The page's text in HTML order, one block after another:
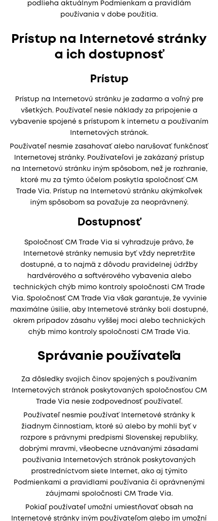
podlieha aktuálnym Podmienkam a pravidlám
používania v dobe použitia.
Prístup na Internetové stránky
a ich dostupnosť
Prístup
Prístup na Internetovú stránku je zadarmo a voľný pre
všetkých. Používateľ nesie náklady za pripojenie a
vybavenie spojené s prístupom k internetu a používaním
Internetových stránok.
Používateľ nesmie zasahovať alebo narušovať funkčnosť
Internetovej stránky. Používateľovi je zakázaný prístup
na Internetovú stránku iným spôsobom, než je rozhranie,
ktoré mu za týmto účelom poskytla spoločnosť CM
Trade Via. Prístup na Internetovú stránku akýmkoľvek
iným spôsobom sa považuje za neoprávnený.
Dostupnosť
Spoločnosť CM Trade Via si vyhradzuje právo, že
Internetové stránky nemusia byť vždy nepretržite
dostupné, a to najmä z dôvodu pravidelnej údržby
hardvérového a softvérového vybavenia alebo
technických chýb mimo kontroly spoločnosti CM Trade
Via. Spoločnosť CM Trade Via však garantuje, že vyvinie
maximálne úsilie, aby Internetové stránky boli dostupné,
okrem prípadov zásahu vyššej moci alebo technických
chýb mimo kontroly spoločnosti CM Trade Via.
Správanie používateľa
Za dôsledky svojich činov spojených s používaním
Internetových stránok poskytovaných spoločnosťou CM
Trade Via nesie zodpovednosť používateľ.
Používateľ nesmie používať Internetové stránky k
žiadnym činnostiam, ktoré sú alebo by mohli byť v
rozpore s právnymi predpismi Slovenskej republiky,
dobrými mravmi, všeobecne uznávanými zásadami
používania Internetových stránok poskytovaných
prostredníctvom siete Internet, ako aj týmito
Podmienkami a pravidlami používania či oprávnenými
záujmami spoločnosti CM Trade Via.
Pokiaľ používateľ umožní umiestňovať obsah na
Internetové stránky iným používateľom alebo im umožní